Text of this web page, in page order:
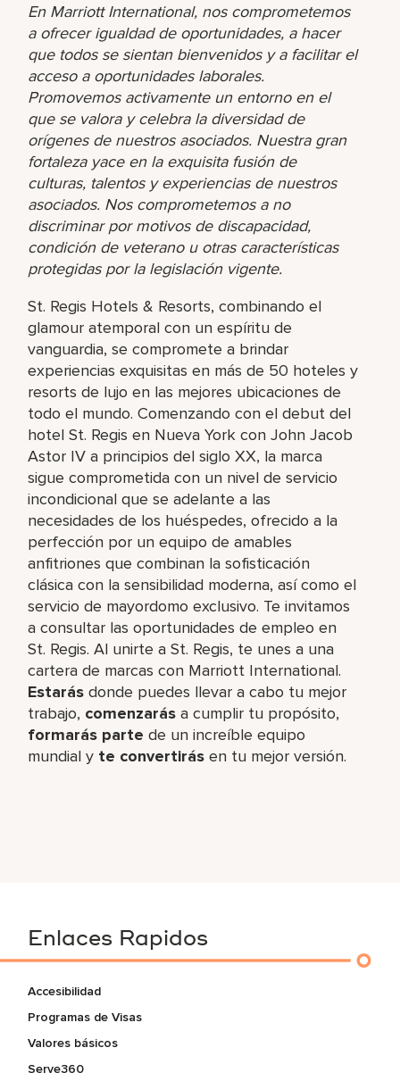
En Marriott International, nos comprometemos
a ofrecer igualdad de oportunidades, a hacer
que todos se sientan bienvenidos y a facilitar el
acceso a oportunidades laborales.
Promovemos activamente un entorno en el
que se valora y celebra la diversidad de
orígenes de nuestros asociados. Nuestra gran
fortaleza yace en la exquisita fusión de
culturas, talentos y experiencias de nuestros
asociados. Nos comprometemos a no
discriminar por motivos de discapacidad,
condición de veterano u otras características
protegidas por la legislación vigente.
St. Regis Hotels & Resorts, combinando el
glamour atemporal con un espíritu de
vanguardia, se compromete a brindar
experiencias exquisitas en más de 50 hoteles y
resorts de lujo en las mejores ubicaciones de
todo el mundo. Comenzando con el debut del
hotel St. Regis en Nueva York con John Jacob
Astor IV a principios del siglo XX, la marca
sigue comprometida con un nivel de servicio
incondicional que se adelante a las
necesidades de los huéspedes, ofrecido a la
perfección por un equipo de amables
anfitriones que combinan la sofisticación
clásica con la sensibilidad moderna, así como el
servicio de mayordomo exclusivo. Te invitamos
a consultar las oportunidades de empleo en
St. Regis. Al unirte a St. Regis, te unes a una
cartera de marcas con Marriott International.
Estarás donde puedes llevar a cabo tu mejor
trabajo,​ comenzarás a cumplir tu propósito,
formarás parte de un increíble​ equipo
mundial y te convertirás en tu mejor versión.
Enlaces Rapidos
Accesibilidad
Programas de Visas
Valores básicos
Serve360